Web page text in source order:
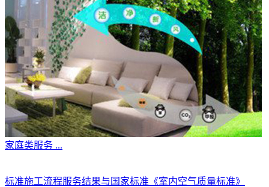
家庭类服务 ...
标准施工流程服务结果与国家标准《室内空气质量标准》